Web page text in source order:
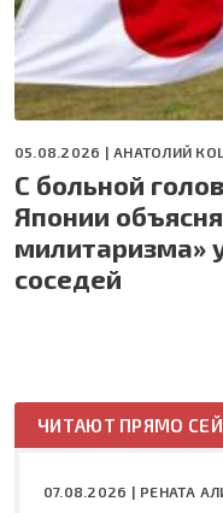
05.08.2026 |АНАТОЛИЙ
С больной
Японии
милитаризма»
соседей
ЧИТАЮТ ПРЯМО
07.08.2026 | РЕНАТА